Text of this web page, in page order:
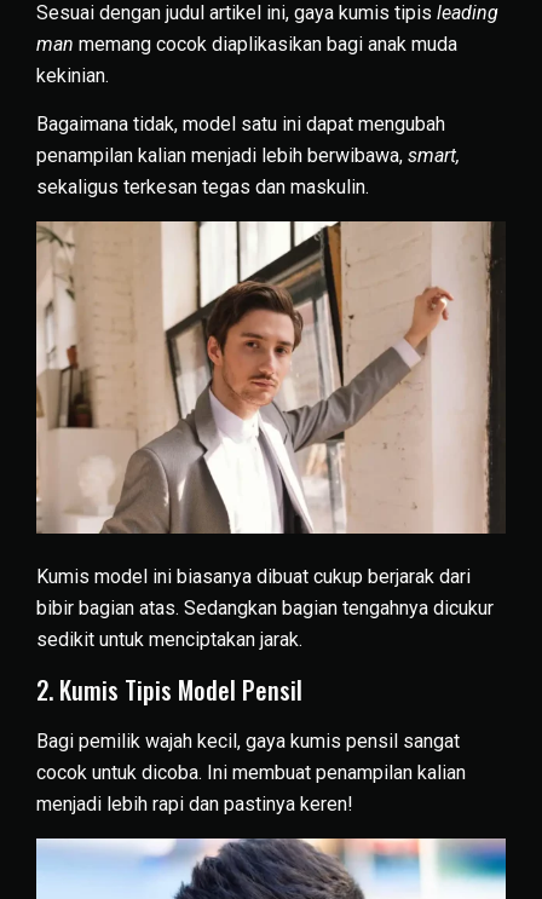
Sesuai dengan judul artikel ini, gaya kumis tipis leading
man memang cocok diaplikasikan bagi anak muda
kekinian.
Bagaimana tidak, model satu ini dapat mengubah
penampilan kalian menjadi lebih berwibawa, smart,
sekaligus terkesan tegas dan maskulin.
Kumis model ini biasanya dibuat cukup berjarak dari
bibir bagian atas. Sedangkan bagian tengahnya dicukur
sedikit untuk menciptakan jarak.
2. Kumis Tipis Model Pensil
Bagi pemilik wajah kecil, gaya kumis pensil sangat
cocok untuk dicoba. Ini membuat penampilan kalian
menjadi lebih rapi dan pastinya keren!